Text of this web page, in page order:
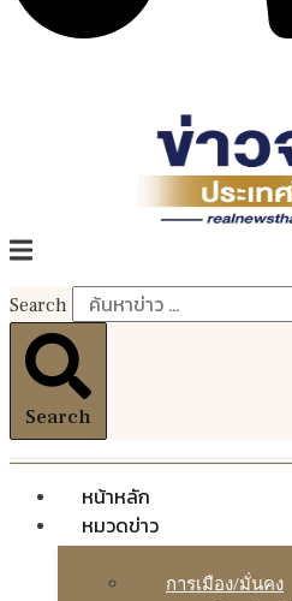
Search
Search
หน้าหลัก
หมวดข่าว
การเมือง/มั่นคง